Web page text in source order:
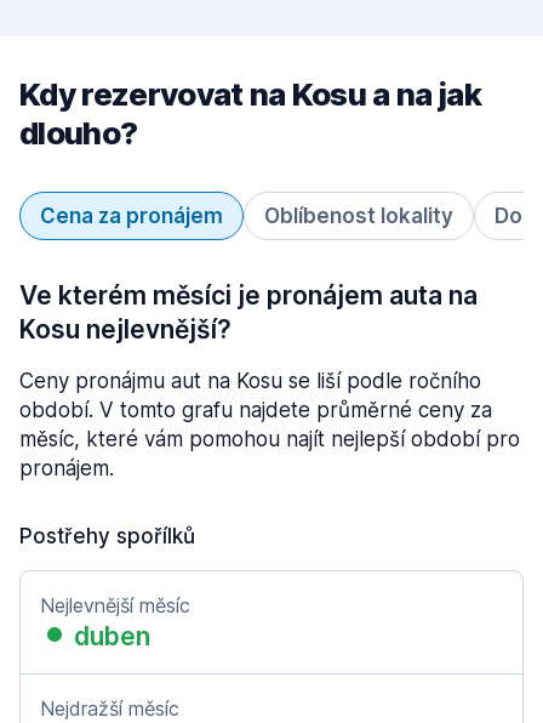
Kdy rezervovat na Kosu a na jak
dlouho?
Cena za pronájem Oblíbenost lokality
Ve kterém měsíci je pronájem auta na
Kosu nejlevnější?
Ceny pronájmu aut na Kosu se liší podle ročního
období. V tomto grafu najdete průměrné ceny za
měsíc, které vám pomohou najít nejlepší období pro
pronájem.
Postřehy spořílků
Nejlevnější měsíc
duben
Nejdražší měsíc